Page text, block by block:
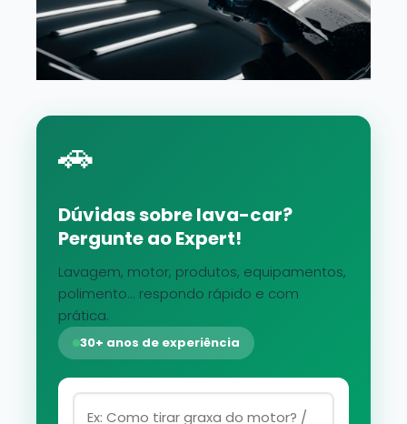
🚗
Dúvidas sobre lava-car?
Pergunte ao Expert!
Lavagem, motor, produtos, equipamentos,
polimento... respondo rápido e com
prática.
30+ anos de experiência